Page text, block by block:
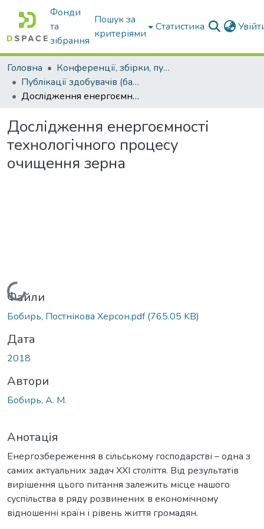
Фонди
та
зібрання
Пошук за
критеріями
Статистика
Головна
Конференції, збірки, публікації молодих вчених і здобувачів : магістрів, бакалаврів, аспірантів.
Публікації здобувачів (бакалаврів. магістрів, аспірантів)
Дослідження енергоємності технологічного процесу очищення зерна
Дослідження енергоємності
технологічного процесу
очищення зерна
Вантажиться...
Файли
Бобирь, Постнікова Херсон.pdf(765.05 KB)
Дата
2018
Автори
Бобирь, А. М.
Анотація
Енергозбереження в сільському господарстві – одна з
самих актуальних задач XXI століття. Від результатів
вирішення цього питання залежить місце нашого
суспільства в ряду розвинених в економічному
відношенні країн і рівень життя громадян.